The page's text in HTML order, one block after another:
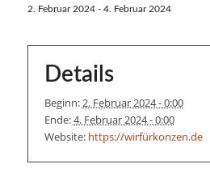
2. Februar 2024- 4. Februar 2024
Details
Beginn:2. Februar 2024 - 0:00
Ende:4. Februar 2024 - 0:00
Website: https://wirfürkonzen.de